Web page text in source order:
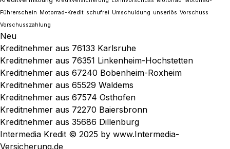
Führerschein Motorrad-Kredit schufrei Umschuldung unseriös Vorschuss
Vorschusszahlung
Neu
Kreditnehmer aus 76133 Karlsruhe
Kreditnehmer aus 76351 Linkenheim-Hochstetten
Kreditnehmer aus 67240 Bobenheim-Roxheim
Kreditnehmer aus 65529 Waldems
Kreditnehmer aus 67574 Osthofen
Kreditnehmer aus 72270 Baiersbronn
Kreditnehmer aus 35686 Dillenburg
Intermedia Kredit © 2025 by www.Intermedia-
Versicherung.de